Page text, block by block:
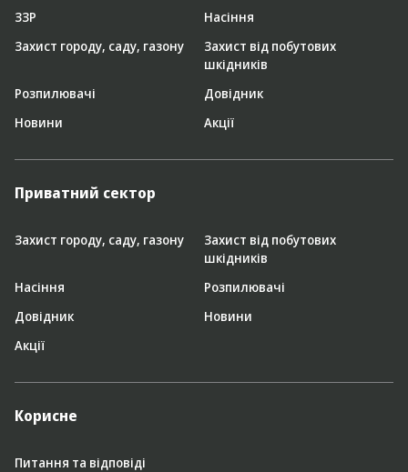
ЗЗР
Насіння
Захист городу, саду, газону
Захист від побутових
шкідників
Розпилювачі
Довідник
Новини
Акції
Приватний сектор
Захист городу, саду, газону
Захист від побутових
шкідників
Насіння
Розпилювачі
Довідник
Новини
Акції
Корисне
Питання та відповіді